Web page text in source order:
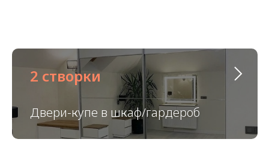
2 створки
Двери-купе в шкаф/гардероб